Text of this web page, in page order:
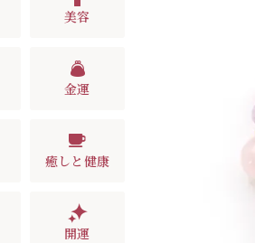
美容
金運
癒しと健康
開運